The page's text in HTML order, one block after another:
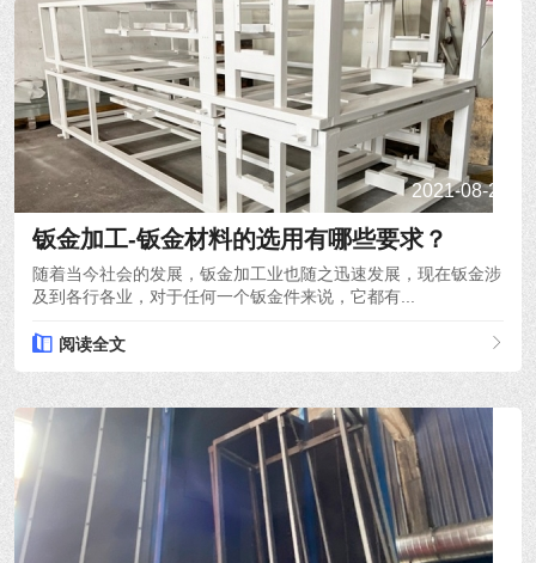
2021-08-22
钣金加工-钣金材料的选用有哪些要求？
随着当今社会的发展，钣金加工业也随之迅速发展，现在钣金涉
及到各行各业，对于任何一个钣金件来说，它都有...
阅读全文